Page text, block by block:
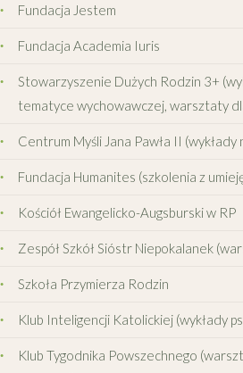
Fundacja Jestem
Fundacja Academia Iuris
Stowarzyszenie Dużych Rodzin 3+
tematyce wychowawczej, warsztaty
Centrum Myśli Jana Pawła II
Fundacja Humanites (szkolenia z
Kościół Ewangelicko-Augsburski w RP
Zespół Szkół Sióstr Niepokalanek
Szkoła Przymierza Rodzin
Klub Inteligencji Katolickiej (wykłady
Klub Tygodnika Powszechnego